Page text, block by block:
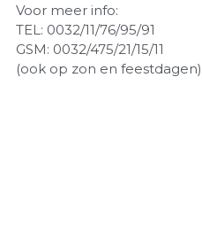
Voor meer info:
TEL: 0032/11/76/95/91
GSM: 0032/475/21/15/11
(ook op zon en feestdagen)